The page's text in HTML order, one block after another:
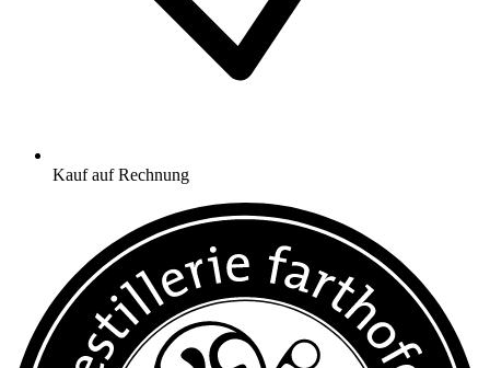
Kauf auf Rechnung